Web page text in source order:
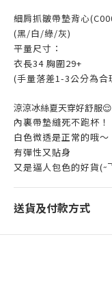
細肩抓皺帶墊背心
(黑/白/綠/灰)
平量尺寸：
衣長34 胸圍29+
(手量落差1-3公分為合
涼涼冰絲夏天穿好舒服😌
內裏帶墊縫死不跑杯！
白色微透是正常的哦～
有彈性又貼身
又是逼人包色的好貨
送貨及付款方式